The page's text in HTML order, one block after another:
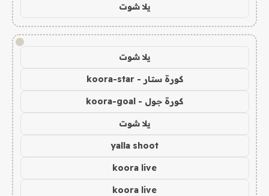
يلا شوت
!
يلا شوت
كورة ستار - koora-star
كورة جول - koora-goal
يلا شوت
yalla shoot
koora live
koora live